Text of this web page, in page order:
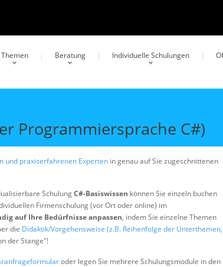
Themen Beratung Individuelle Schulungen
Programmiersprache C#)
und praxiserfahrenen Experten in genau auf Sie zugeschnittenen
SchulungC#-Basiswissen können Sie einzeln buchen
Firmenschulung (vor Ort oder online) im
auf Ihre Bedürfnisse anpassen, indem Sie einzelne Themen
die Didaktik/Vorgehensweise (z.B. Reihenfolge der Unterthemen,
der Stange"!
oder legen Sie mehrere Schulungsmodule in den